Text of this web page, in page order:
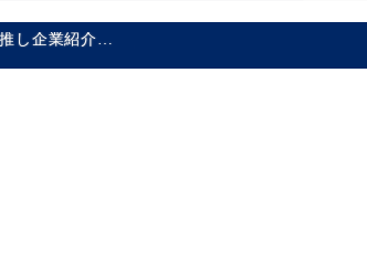
株式会社イチテンゴ様の「推し企業紹介」で当社が紹介されています!!